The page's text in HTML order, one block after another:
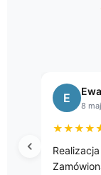
E Ewa
8
★★★★